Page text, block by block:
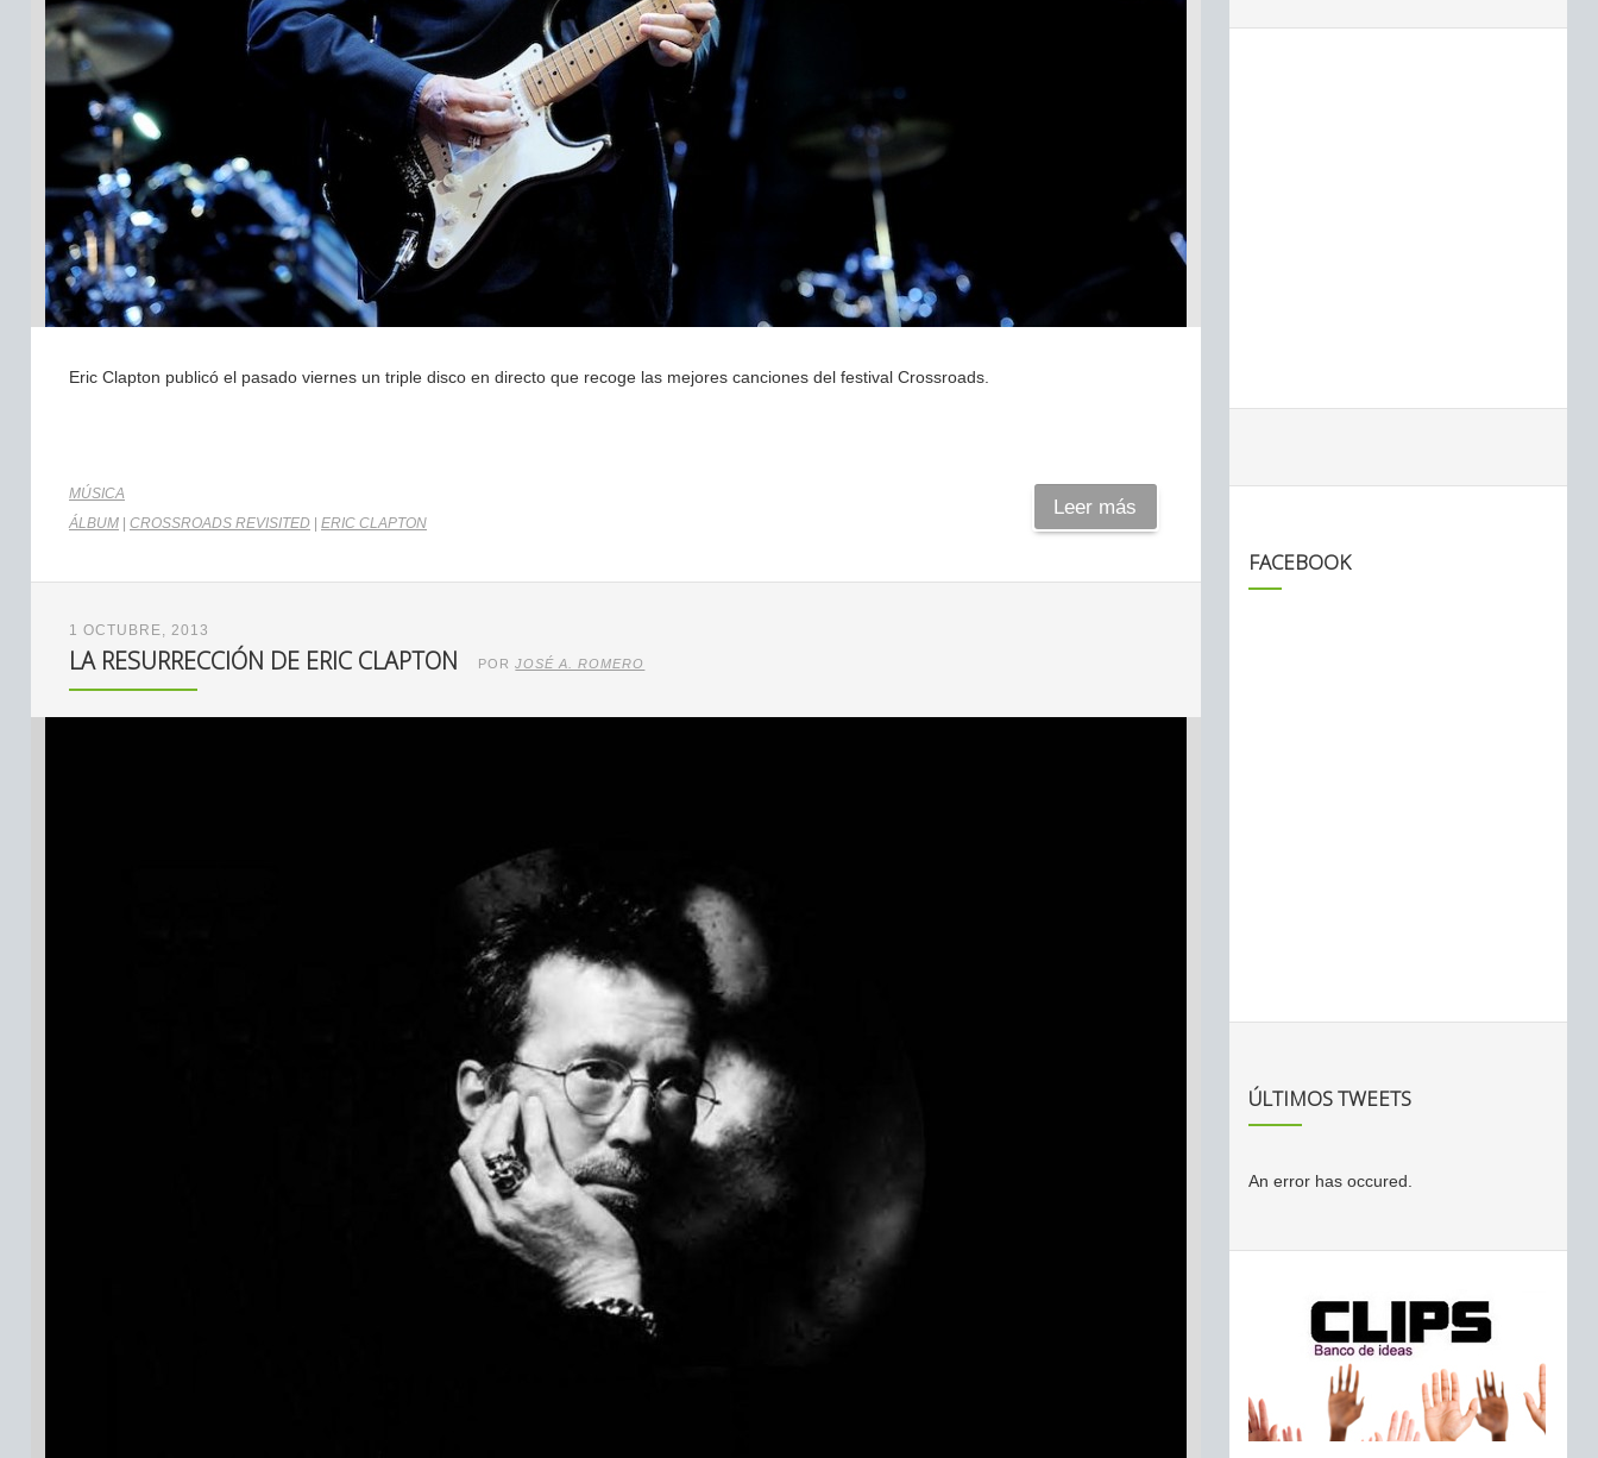
Eric Clapton publicó el pasado viernes un triple disco en directo que recoge las mejores canciones del festival Crossroads.
MÚSICA
ÁLBUM
CROSSROADS REVISITED ERIC CLAPTON
Leer más
1 OCTUBRE, 2013
LA RESURRECCIÓN DE ERIC CLAPTON PORJOSÉ A. ROMERO
FACEBOOK
ÚLTIMOS TWEETS
An error has occured.